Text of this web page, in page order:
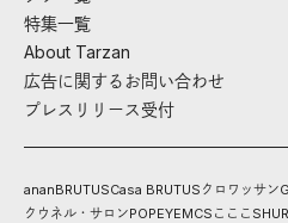
特集一覧
About Tarzan
広告に関するお問い合わせ
プレスリリース受付
ananBRUTUSCasa BRUTUS クロワッサン
クウネル・サロンPOPEYEMCS こここ